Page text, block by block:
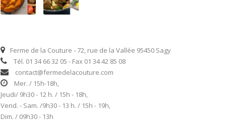
Ferme de la Couture - 72, rue de la Vallée 95450 Sagy
Tél. 01 34 66 32 05 - Fax 01 34 42 85 08
contact@fermedelacouture.com
Mer. / 15h-18h,
Jeudi/ 9h30 - 12 h. / 15h - 18h,
Vend. - Sam. /9h30 - 13 h. / 15h - 19h,
Dim. / 09h30 - 13h